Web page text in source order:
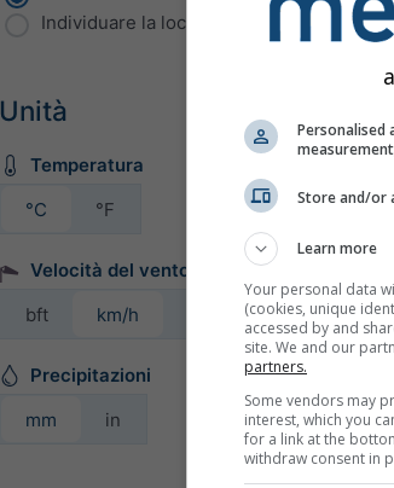
Individuare la località dell'utente
Unità
Temperatura
°C
°F
Velocità del vento
bft
km/h mph kn
Precipitazioni
mm
in
Personalised
Store and/or
Learn more
Your personal data
(cookies, unique
accessed by and
site. We and our
partners.
Some vendors may
interest, which you
for a link at the
withdraw consent in